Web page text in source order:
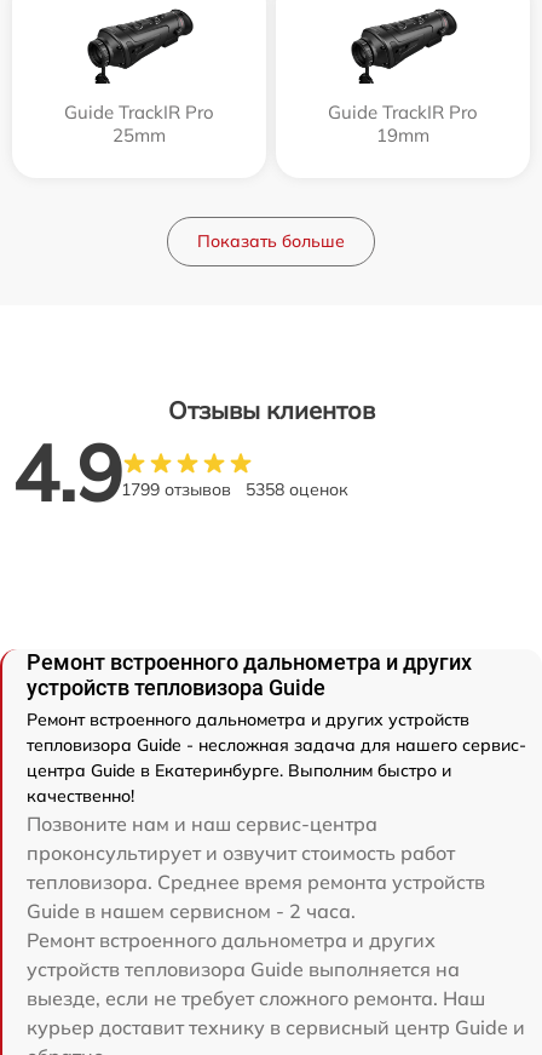
Guide TrackIR Pro
25mm
Guide TrackIR Pro
19mm
Показать больше
Отзывы клиентов
4.91799 отзывов 5358 оценок
Ремонт встроенного дальнометра и других
устройств тепловизора Guide
Ремонт встроенного дальнометра и других устройств
тепловизора Guide - несложная задача для нашего сервис-
центра Guide в Екатеринбурге. Выполним быстро и
качественно!
Позвоните нам и наш сервис-центра
проконсультирует и озвучит стоимость работ
тепловизора. Среднее время ремонта устройств
Guide в нашем сервисном - 2 часа.
Ремонт встроенного дальнометра и других
устройств тепловизора Guide выполняется на
выезде, если не требует сложного ремонта. Наш
курьер доставит технику в сервисный центр Guide и